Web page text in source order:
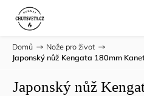
Domů / Nože pro život /
Japonský nůž Kengata 180mm
Japonský nůž